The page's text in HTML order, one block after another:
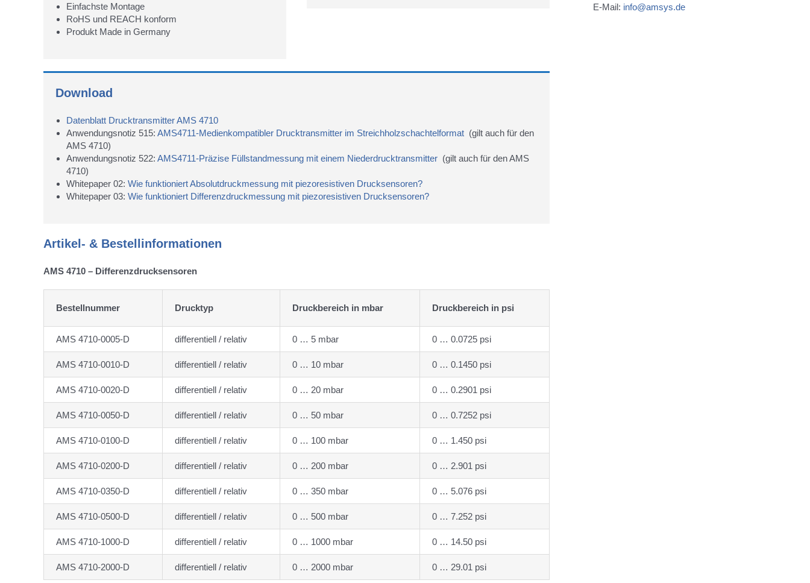
Einfachste Montage
RoHS und REACH konform
Produkt Made in Germany
Download
Datenblatt Drucktransmitter AMS 4710
Anwendungsnotiz 515: AMS4711-Medienkompatibler Drucktransmitter im Streichholzschachtelformat (gilt auch für den
AMS 4710)
Anwendungsnotiz 522: AMS4711-Präzise Füllstandmessung mit einem Niederdrucktransmitter (gilt auch für den AMS
4710)
Whitepaper 02: Wie funktioniert Absolutdruckmessung mit piezoresistiven Drucksensoren?
Whitepaper 03: Wie funktioniert Differenzdruckmessung mit piezoresistiven Drucksensoren?
Artikel- & Bestellinformationen
AMS 4710 – Differenzdrucksensoren
Bestellnummer Drucktyp Druckbereich in mbar Druckbereich in psi
AMS 4710-0005-D differentiell / relativ 0 … 5 mbar 0 … 0.0725 psi
AMS 4710-0010-D differentiell / relativ 0 … 10 mbar 0 … 0.1450 psi
AMS 4710-0020-D differentiell / relativ 0 … 20 mbar 0 … 0.2901 psi
AMS 4710-0050-D differentiell / relativ 0 … 50 mbar 0 … 0.7252 psi
AMS 4710-0100-D differentiell / relativ 0 … 100 mbar 0 … 1.450 psi
AMS 4710-0200-D differentiell / relativ 0 … 200 mbar 0 … 2.901 psi
AMS 4710-0350-D differentiell / relativ 0 … 350 mbar 0 … 5.076 psi
AMS 4710-0500-D differentiell / relativ 0 … 500 mbar 0 … 7.252 psi
AMS 4710-1000-D differentiell / relativ 0 … 1000 mbar 0 … 14.50 psi
AMS 4710-2000-D differentiell / relativ 0 … 2000 mbar 0 … 29.01 psi
E-Mail: info@amsys.de